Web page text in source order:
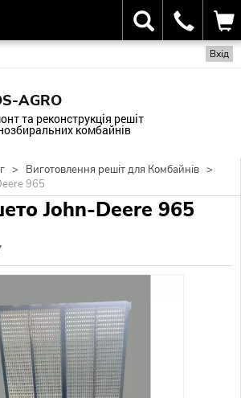
Вхід
AGRO
та реконструкція решіт
комбайнів
> Виготовлення решіт для Комбайнів >
965
John-Deere 965